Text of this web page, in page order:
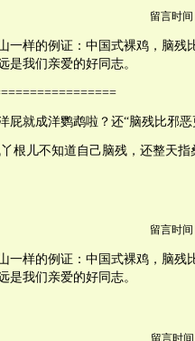
留言时间
一样的例证：中国式裸鸡，脑残
是我们亲爱的好同志。
屁就成洋鹦鹉啦？还“脑残比邪恶
根儿不知道自己脑残，还整天指
留言时间
一样的例证：中国式裸鸡，脑残
是我们亲爱的好同志。
留言时间